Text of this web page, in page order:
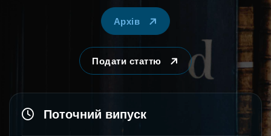
Архів
Подати статтю
Поточний випуск